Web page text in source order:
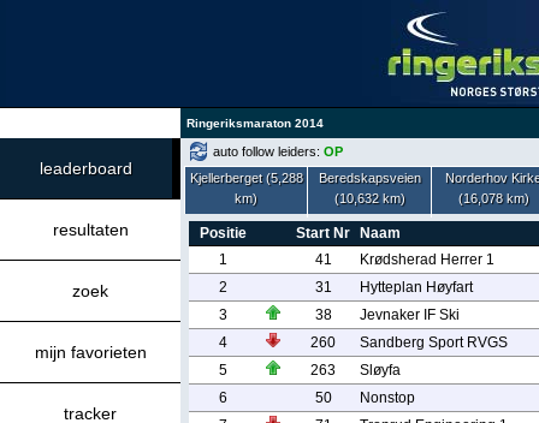
Ringeriksmaraton 2014
leaderboard
resultaten
zoek
mijn favorieten
tracker
auto follow leiders: OP
Kjellerberget (5,288
km)
Beredskapsveien
(10,632 km)
Norderhov
(16,078 km)
Positie Start Nr
Naam
1
41
Krødsherad Herrer 1
2
31
Hytteplan Høyfart
3
38
Jevnaker IF Ski
4
260
Sandberg Sport RVGS
5
263
Sløyfa
6
50
Nonstop